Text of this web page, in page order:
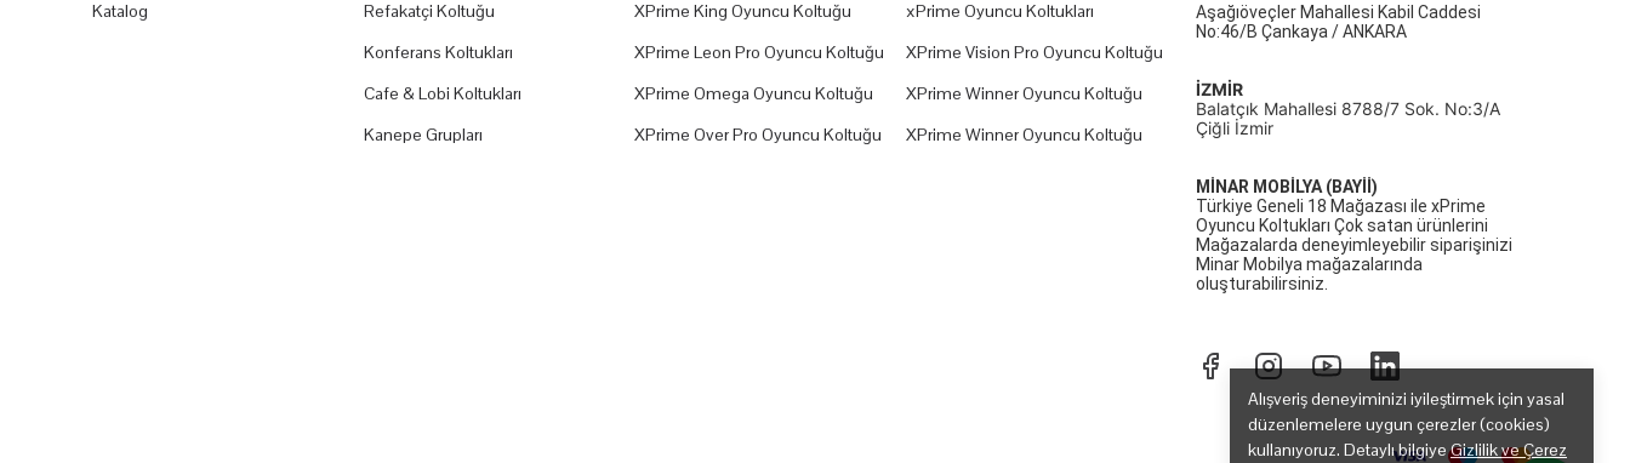
Alışveriş deneyiminizi iyileştirmek için yasal
düzenlemelere uygun çerezler (cookies)
kullanıyoruz. Detaylı bilgiyeGizlilik ve Çerez
Katalog
Refakatçi Koltuğu
Konferans Koltukları
Cafe & Lobi Koltukları
Kanepe Grupları
XPrime King Oyuncu Koltuğu
XPrime Leon Pro Oyuncu Koltuğu
XPrime Omega Oyuncu Koltuğu
XPrime Over Pro Oyuncu Koltuğu
xPrime Oyuncu Koltukları
XPrime Vision Pro Oyuncu Koltuğu
XPrime Winner Oyuncu Koltuğu
XPrime Winner Oyuncu Koltuğu
Aşağıöveçler Mahallesi Kabil Caddesi
No:46/B Çankaya / ANKARA
İZMİR
Balatçık Mahallesi 8788/7 Sok. No:3/A
Çiğli İzmir
MİNAR MOBİLYA (BAYİİ)
Türkiye Geneli 18 Mağazası ile xPrime
Oyuncu Koltukları Çok satan ürünlerini
Mağazalarda deneyimleyebilir siparişinizi
Minar Mobilya mağazalarında
oluşturabilirsiniz.